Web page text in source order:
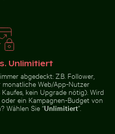
Lilien
rosa Lilien
Unlimitiert
abgedeckt: Z.B. Follower,
Web/App-Nutzer
kein Upgrade nötig). Wird
ein Kampagnen-Budget von
Wählen Sie “Unlimitiert”.